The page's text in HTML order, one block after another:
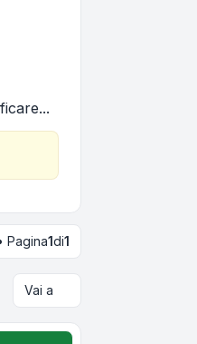
Pagina1di1
Vai a